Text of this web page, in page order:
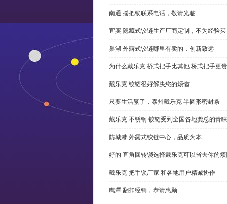
南通 摇把锁联系电话，敬请光临
宜宾 隐藏式铰链生产厂商定制，不为经验
巢湖 外露式铰链哪里有卖的，创新致远
为什么戴乐克 桥式把手比其他 桥式把手更
戴乐克 铰链很好解决您的烦恼
只要生活赢了，泰州戴乐克 半圆形密封条
戴乐克 不锈钢 铰链受到全国各地龚总的青睐
防城港 外露式铰链中心，品质为本
好的 直角回转锁选择戴乐克可以省去你的
戴乐克 把手锁厂家 和各地用户精诚协作
鹰潭 翻扣经销，恭请惠顾